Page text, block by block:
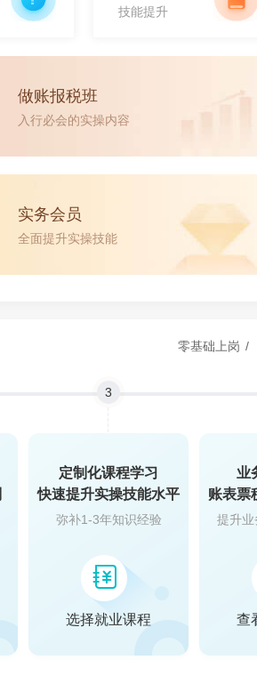
技能提升
做账报税班
入行必会的实操内容
实务会员
全面提升实操技能
零基础上岗 /
3
定制化课程学习
快速提升实操技能水平
弥补1-3年知识经验
选择就业课程
业
账表票
提升
查